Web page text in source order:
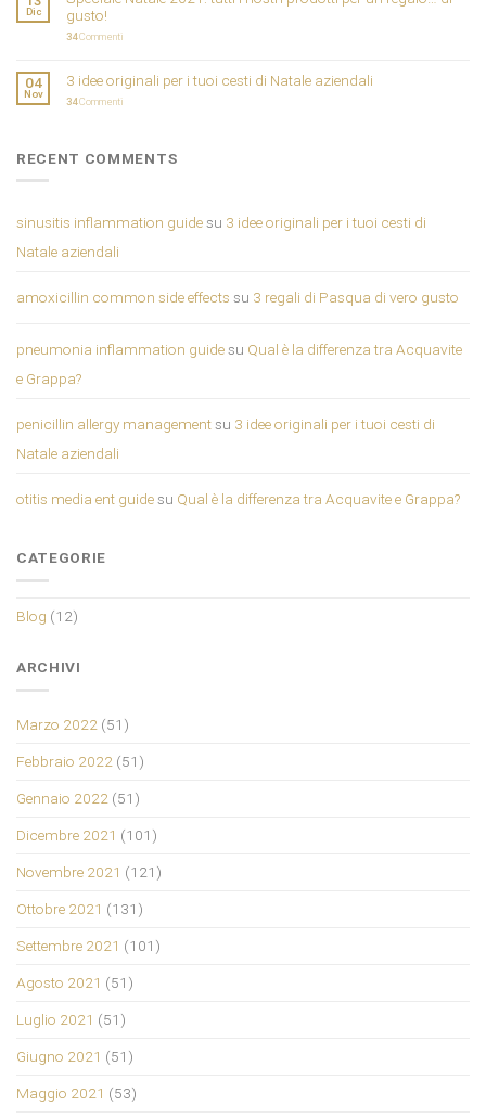
Dic
gusto!
34Commenti
04
Nov
3 idee originali per i tuoi cesti di Natale aziendali
34Commenti
RECENT COMMENTS
sinusitis inflammation guidesu 3 idee originali per i tuoi cesti di
Natale aziendali
amoxicillin common side effects su 3 regali di Pasqua di vero gusto
pneumonia inflammation guidesu Qual è la differenza tra Acquavite
e Grappa?
penicillin allergy managementsu 3 idee originali per i tuoi cesti di
Natale aziendali
otitis media ent guidesu Qual è la differenza tra Acquavite e Grappa?
CATEGORIE
Blog (12)
ARCHIVI
Marzo 2022 (51)
Febbraio 2022 (51)
Gennaio 2022 (51)
Dicembre 2021 (101)
Novembre 2021 (121)
Ottobre 2021 (131)
Settembre 2021 (101)
Agosto 2021 (51)
Luglio 2021 (51)
Giugno 2021 (51)
Maggio 2021 (53)